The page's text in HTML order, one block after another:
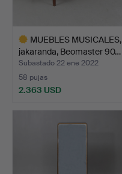
MUEBLES MUSICALES,
jakaranda, Beomaster 90…
Subastado 22 ene 2022
58 pujas
2.363 USD